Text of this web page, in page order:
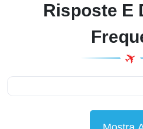
Risposte E